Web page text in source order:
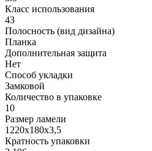
Класс использования
43
Полосность (вид дизайна)
Планка
Дополнительная защита
Нет
Способ укладки
Замковой
Количество в упаковке
10
Размер ламели
1220х180х3,5
Кратность упаковки